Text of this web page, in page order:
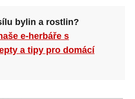
bylin a rostlin?
e-herbáře s
a tipy pro domácí